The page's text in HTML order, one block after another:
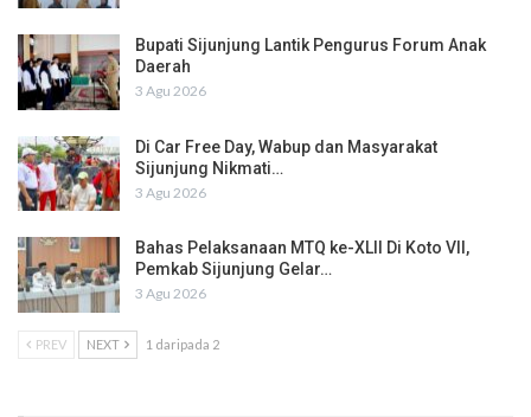
Bupati Sijunjung Lantik Pengurus Forum Anak
Daerah
3 Agu 2026
Di Car Free Day, Wabup dan Masyarakat
Sijunjung Nikmati…
3 Agu 2026
Bahas Pelaksanaan MTQ ke-XLII Di Koto VII,
Pemkab Sijunjung Gelar…
3 Agu 2026
PREV NEXT 1 daripada 2